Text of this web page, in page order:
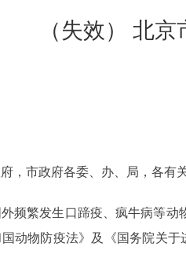
公开
（失效） 北
，市政府各委、办、局，各有
繁发生口蹄疫、疯牛病等动
国动物防疫法》及《国务院关